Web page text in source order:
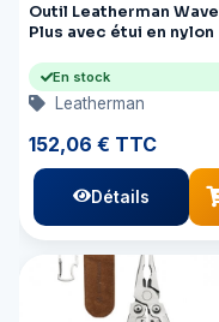
Outil Leatherman Wave
Plus avec étui en nylon
En stock
Leatherman
152,06 € TTC
Détails